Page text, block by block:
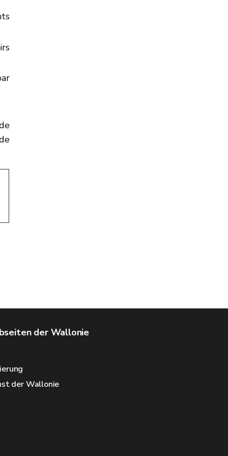
der Wallonie
der Wallonie